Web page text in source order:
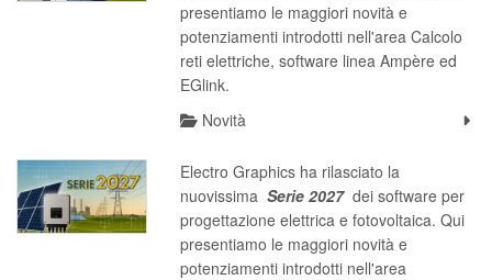
presentiamo le maggiori novità e
potenziamenti introdotti nell'area Calcolo
reti elettriche, software linea Ampère ed
EGlink.
Novità
Electro Graphics ha rilasciato la
nuovissimaSerie 2027dei software per
progettazione elettrica e fotovoltaica. Qui
presentiamo le maggiori novità e
potenziamenti introdotti nell'area